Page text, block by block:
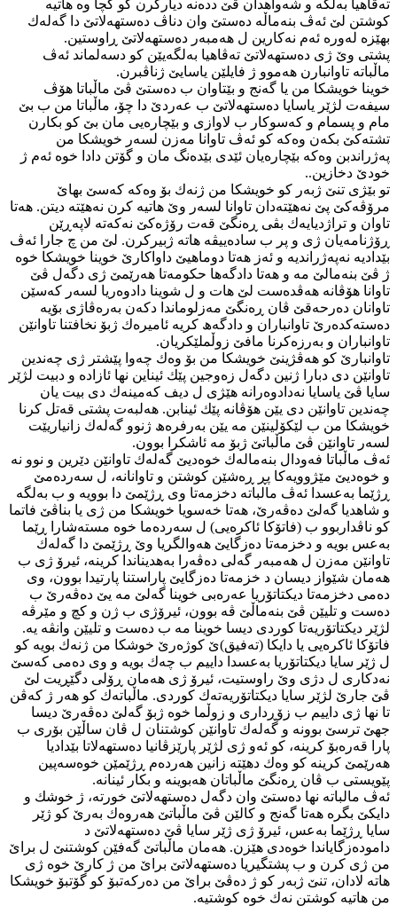
ته‌ڤاهیا به‌لگه‌ و شه‌واهدان ڤێ دده‌نه‌ دیاركرن كو كچا وه‌ هاتیه‌
كوشتن لێ ئه‌ڤ بنه‌ماڵه‌ ده‌ستێ وان دناڤ ده‌ستهه‌لاتێ دا گه‌له‌ك
بهێزه‌ له‌وره‌ ئه‌م نه‌كارین ل هه‌مبه‌ر ده‌ستهه‌لاتێ ڕاوستین.
پشتی وێ ژی ده‌ستهه‌لاتێ ته‌ڤاهیا به‌لگه‌یێن كو دسه‌لماند ئه‌ڤ
ماڵباته‌ تاوانبارن هه‌موو ژ فایلێن یاسایێ ژناڤبرن.
خوینا خویشكا من یا گه‌نج و بێتاوان ب ده‌ستێ ڤێ ماڵباتا هۆڤ
سیفه‌ت لژێر یاسایا ده‌ستهه‌لاتێ ب عه‌ردێ دا چۆ، ماڵباتا من ب بێ
مام و پسمام و كه‌سوكار ب لاوازی و بێچاره‌یی مان بێ كو بكارن
تشته‌كێ بكه‌ن وه‌كه‌ كو ئه‌ڤ تاوانا مه‌زن لسه‌ر خویشكا من
په‌ژراندبن وه‌كه‌ بێچاره‌یان ئێدی بێده‌نگ مان و گۆتن دادا خوه‌ ئه‌م ژ
خودێ دخازین..
تو بێژی تنێ ژبه‌ر كو خویشكا من ژنه‌ك بۆ وه‌كه‌ كه‌سێ بهاێ
مرۆڤه‌كێ پێ نه‌هێته‌دان تاوانا لسه‌ر وێ هاتیه‌ كرن نه‌هێته‌ دیتن. هه‌تا
تاوان و تراژدیایه‌ك بڤی ڕه‌نگێ قه‌ت رۆژه‌كێ نه‌كه‌ته‌ لاپه‌ڕێن
ڕۆژنامه‌یان ژی و پر ب ساده‌ییڤه‌ هاته‌ ژبیركرن. لێ من چ جارا ئه‌ڤ
بێدادیه‌ نه‌په‌ژراندیه‌ و ئه‌ز هه‌تا دوماهیێ داواكارێ خوینا خویشكا خوه‌
ژ ڤێ بنه‌مالێ مه‌ و هه‌تا دادگه‌ها حكومه‌تا هه‌رێمێ ژی دگه‌ل ڤێ
تاوانا هۆڤانه‌ هه‌ڤده‌ست لێ هات و ل شوینا دادوه‌ریا لسه‌ر كه‌سێن
تاوانان ده‌رحه‌قێ ڤان ڕه‌نگێ مه‌زلوماندا دكه‌ن به‌ره‌ڤاژی بۆیه‌
ده‌سته‌كده‌رێ تاوانباران و دادگه‌ھ كریه‌ ئامیره‌ك ژبۆ نخافتنا تاوانێن
تاوانباران و به‌رزه‌كرنا مافێ زوڵملێكریان.
تاوانبارێ كو هه‌ڤژینێ خویشكا من بۆ وه‌ك چه‌وا پێشتر ژی چه‌ندین
تاوانێن دی دبارا ژنین دگه‌ل زه‌وجین پێك ئیناین نها ئازاده‌ و دبیت لژێر
سایا ڤێ یاسایا نه‌دادوه‌رانه‌ هێژی ل دیف كه‌مینه‌ك دی بیت یان
چه‌ندین تاوانێن دی یێن هۆڤانه‌ پێك ئینابن. هه‌لبه‌ت پشتی قه‌تل كرنا
خویشكا من ب لێكۆلینێن مه‌ یێن به‌رفره‌ھ ژنوو گه‌له‌ك زانیاریێت
لسه‌ر تاوانێن ڤێ ماڵباتێ ژبۆ مه‌ ئاشكرا بوون.
ئه‌ڤ ماڵباتا فه‌ودال بنه‌ماله‌ك خوه‌دیێ گه‌له‌ك تاوانێن دێرین و نوو نه‌
و خوه‌دیێ مێژوویه‌كا پڕ ڕه‌شێن كوشتن و تاوانانه‌، ل سه‌رده‌مێ
ڕژێما به‌عسدا ئه‌ڤ مالباته‌ دخزمه‌تا وی ڕژێمێ دا بوویه‌ و ب به‌لگه‌
و شاهدیا گه‌لێ ده‌ڤه‌رێ، هه‌تا خه‌سویا خویشكا من ژی یا بناڤێ فاتما
كو ناڤداربوو ب (فاتۆكا ئاكره‌یی) ل سه‌رده‌ما خوه‌ مسته‌شارا ڕێما
به‌عس بویه‌ و دخزمه‌تا ده‌زگایێ هه‌والگریا وێ ڕژێمێ دا گه‌له‌ك
تاوانێن مه‌زن ل هه‌مبه‌ر گه‌لی ده‌ڤه‌را به‌هدیناندا كرینه‌‌، ئیرۆ ژی ب
هه‌مان شێواز دیسان د خزمه‌تا ده‌زگایێ پاراستنا پارتیدا بوون، وی
ده‌می دخزمه‌تا دیكتاتۆریا عه‌ره‌بی خوینا گه‌لێ مه‌ یێ ده‌ڤه‌رێ ب
ده‌ست و تلیێن ڤێ بنه‌ماڵێ ڤه‌ بوون، ئیرۆژی ب ژن و كچ و مێرڤه‌
لژێر دیكتاتۆریه‌تا كوردی دیسا خوینا مه‌ ب ده‌ست و تلیێن وانڤه‌ یه‌.
فاتۆكا ئاكره‌یی یا دایكا (ته‌فیق)ێ كوژه‌رێ خوشكا من ژنه‌ك بویه‌ كو
ل ژێر سایا دیكتاتۆریا به‌عسدا داییم ب چه‌ك بویه‌ و وی ده‌می كه‌سێ
نه‌دكاری ل دژی وێ راوستیت، ئیرۆ ژی هه‌مان ڕۆلی دگێڕیت لێ
ڤێ جارێ لژێر سایا دیكتاتۆریه‌ته‌ك كوردی. ماڵباته‌ك كو هه‌ر ژ كه‌ڤن
تا نها ژی داییم ب زۆڕداری و زوڵما خوه‌ ژبۆ گه‌لێ ده‌ڤه‌رێ دیسا
جهێ ترسێ بوونه‌ و گه‌له‌ك تاوانێن كوشتنان ل ڤان ساڵێن بۆری ب
پارا قه‌ره‌بۆ كرینه‌، كو ئه‌و ژی لژێر پارێزڤانیا ده‌ستهه‌لاتا بێدادیا
هه‌رێمێ كرینه‌ كو وه‌ك دهێته‌ زانین هه‌رده‌م ڕژێمێن خوه‌سه‌پین
پێویستی ب ڤان ڕه‌نگێ ماڵباتان هه‌بوینه‌ و بكار ئینانه‌.
ئه‌ڤ مالباته‌ نها ده‌ستێ وان دگه‌ل ده‌ستهه‌لاتێ خورته‌، ژ خوشك و
دایكێ بگره‌ هه‌تا گه‌نج و كالێن ڤێ ماڵباتێ هه‌روه‌ك به‌رێ كو ژێر
سایا ڕژێما به‌عس، ئیرۆ ژی ژێر سایا ڤێ ده‌ستهه‌لاتێ د
داموده‌زگایاندا خوه‌دی هێزن. هه‌مان ماڵباتێ گه‌فێن كوشتنێ ل براێ
من ژی كرن و ب پشتگیریا ده‌ستهه‌لاتێ براێ من ژ كارێ خوه‌ ژی
هاته‌ لادان، تنێ ژبه‌ر كو ژ ده‌ڤێ براێ من ده‌ركه‌تبۆ كو گۆتبۆ خویشكا
من هاتیه‌ كوشتن نه‌ك خوه‌ كوشتیه‌.